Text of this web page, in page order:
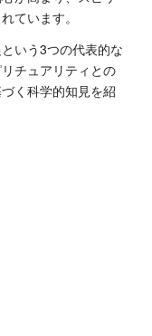
ています。
いう3つの代表的な
チュアリティとの
く科学的知見を紹